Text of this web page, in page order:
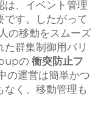
は、イベント管理
です。したがって
の移動をスムーズ
群集制御用バリ
の 衝突防止フ
の運営は簡単かつ
なく、移動管理も